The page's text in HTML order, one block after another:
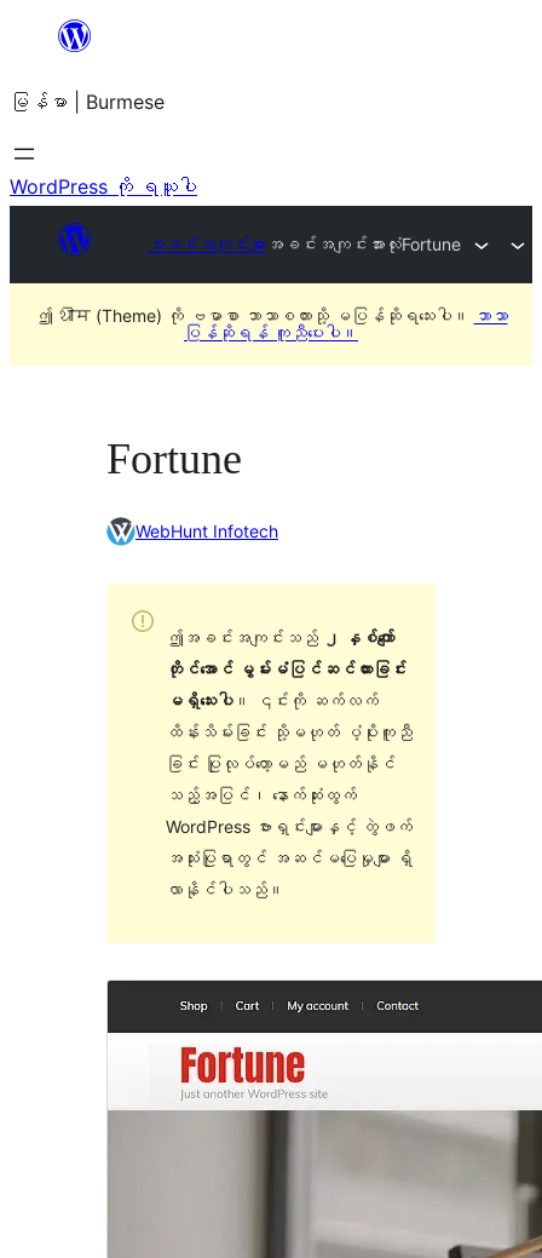
အကြောင်းအရာ
ကျော်သွား
ရန်
မြန်မာ | Burmese
WordPress ကို ရယူပါ
အခင်းအကျင်းများ အခင်းအကျင်းအားလုံးFortune
ဤ थीम (Theme) ကို ဗမာစာ ဘာသာစကားသို့ မပြန်ဆိုရသေးပါ။
ဘာသာ
ပြန်ဆိုရန် ကူညီပေးပါ။
Fortune
WebHunt Infotech
ဤအခင်းအကျင်းသည်
၂ နှစ်ကျော်
တိုင်အောင် မွမ်းမံပြင်ဆင်ထားခြင်း
မရှိသေးပါ။ ၎င်းကို ဆက်လက်
ထိန်းသိမ်းခြင်း သို့မဟုတ် ပံ့ပိုးကူညီ
ခြင်း ပြုလုပ်တော့မည် မဟုတ်နိုင်
သည့်အပြင်၊ နောက်ဆုံးထွက်
WordPress ဗားရှင်းများနှင့် တွဲဖက်
အသုံးပြုရာတွင် အဆင်မပြေမှုများ ရှိ
လာနိုင်ပါသည်။